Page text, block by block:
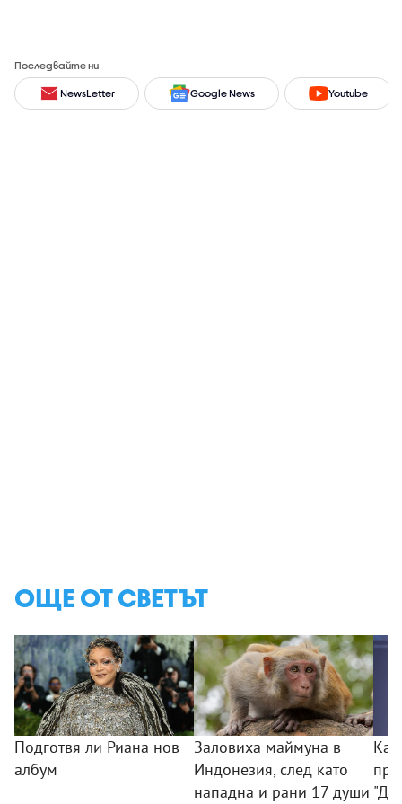
Последвайте ни
NewsLetter Google News Youtube
ОЩЕ ОТ СВЕТЪТ
Подготвя ли Риана нов
албум
Заловиха маймуна в
Индонезия, след като
нападна и рани 17 души